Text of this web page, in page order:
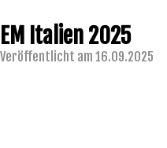
EM Italien 2025
Veröffentlicht am 16.09.2025